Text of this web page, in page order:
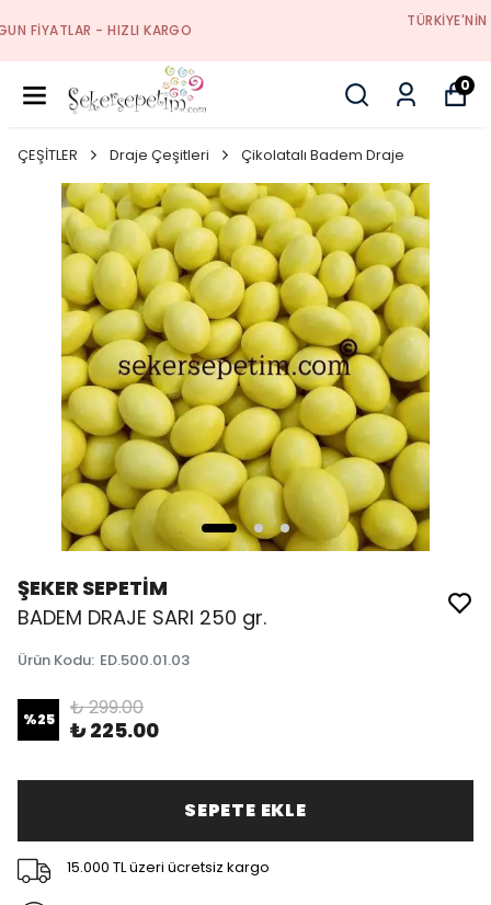
0
ÇEŞİTLER Draje Çeşitleri Çikolatalı Badem Draje
ŞEKER SEPETİM
BADEM DRAJE SARI 250 gr.
Ürün Kodu: ED.500.01.03
%25 ₺ 299.00
₺ 225.00
SEPETE EKLE
15.000 TL üzeri ücretsiz kargo